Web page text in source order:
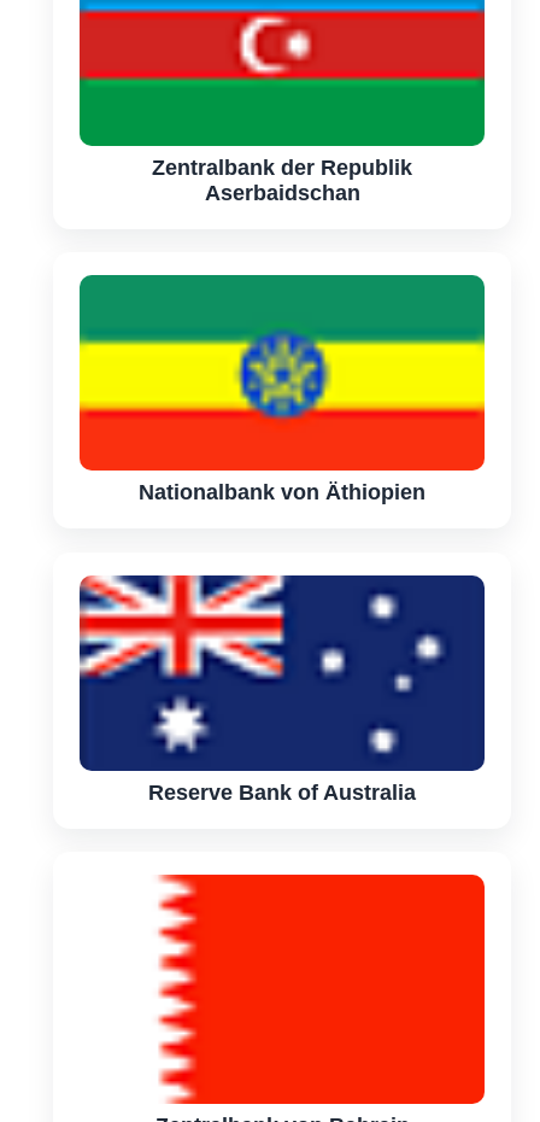
Zentralbank der Republik
Aserbaidschan
Nationalbank von Äthiopien
Reserve Bank of Australia